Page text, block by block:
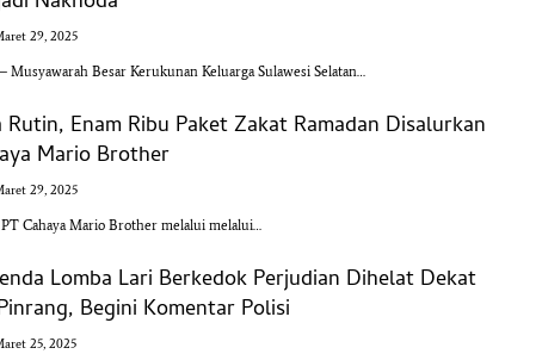
29, 2025
Musyawarah Besar Kerukunan Keluarga Sulawesi Selatan…
Rutin, Enam Ribu Paket Zakat Ramadan Disalurkan
Mario Brother
29, 2025
Cahaya Mario Brother melalui melalui…
Lomba Lari Berkedok Perjudian Dihelat Dekat
Begini Komentar Polisi
25, 2025